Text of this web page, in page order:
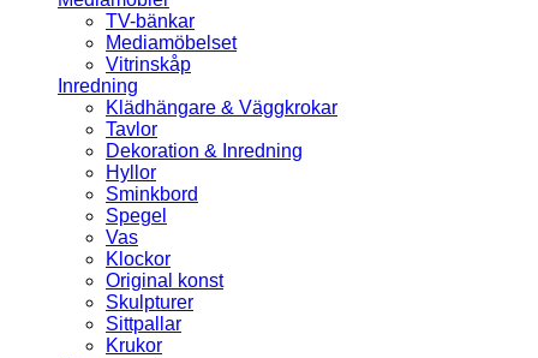
TV-bänkar
Mediamöbelset
Vitrinskåp
Inredning
Klädhängare & Väggkrokar
Tavlor
Dekoration & Inredning
Hyllor
Sminkbord
Spegel
Vas
Klockor
Original konst
Skulpturer
Sittpallar
Krukor